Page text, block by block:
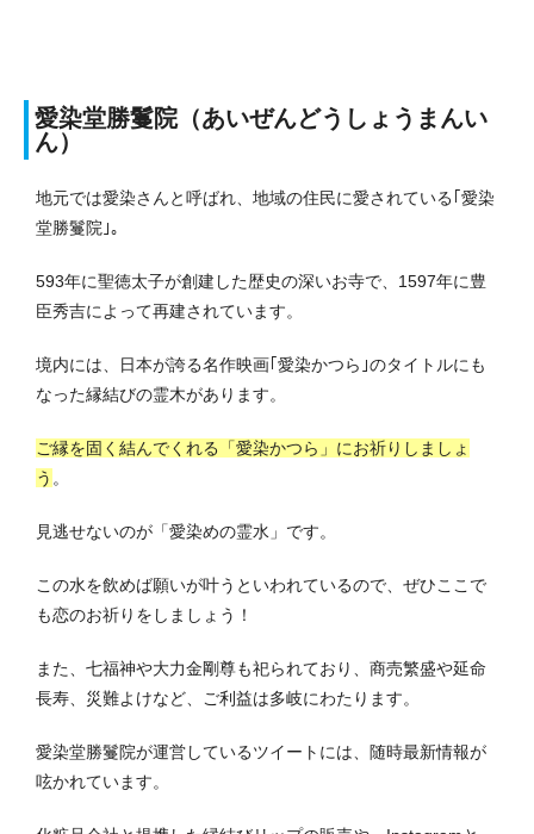
愛染堂勝鬘院（あいぜんどうしょうまんい
ん）
地元では愛染さんと呼ばれ、地域の住民に愛されている｢愛染
堂勝鬘院｣。
593年に聖徳太子が創建した歴史の深いお寺で、1597年に豊
臣秀吉によって再建されています。
境内には、日本が誇る名作映画｢愛染かつら｣のタイトルにも
なった縁結びの霊木があります。
ご縁を固く結んでくれる「愛染かつら」にお祈りしましょ
う 。
見逃せないのが「愛染めの霊水」です。
この水を飲めば願いが叶うといわれているので、ぜひここで
も恋のお祈りをしましょう！
また、七福神や大力金剛尊も祀られており、商売繁盛や延命
長寿、災難よけなど、ご利益は多岐にわたります。
愛染堂勝鬘院が運営しているツイートには、随時最新情報が
呟かれています。